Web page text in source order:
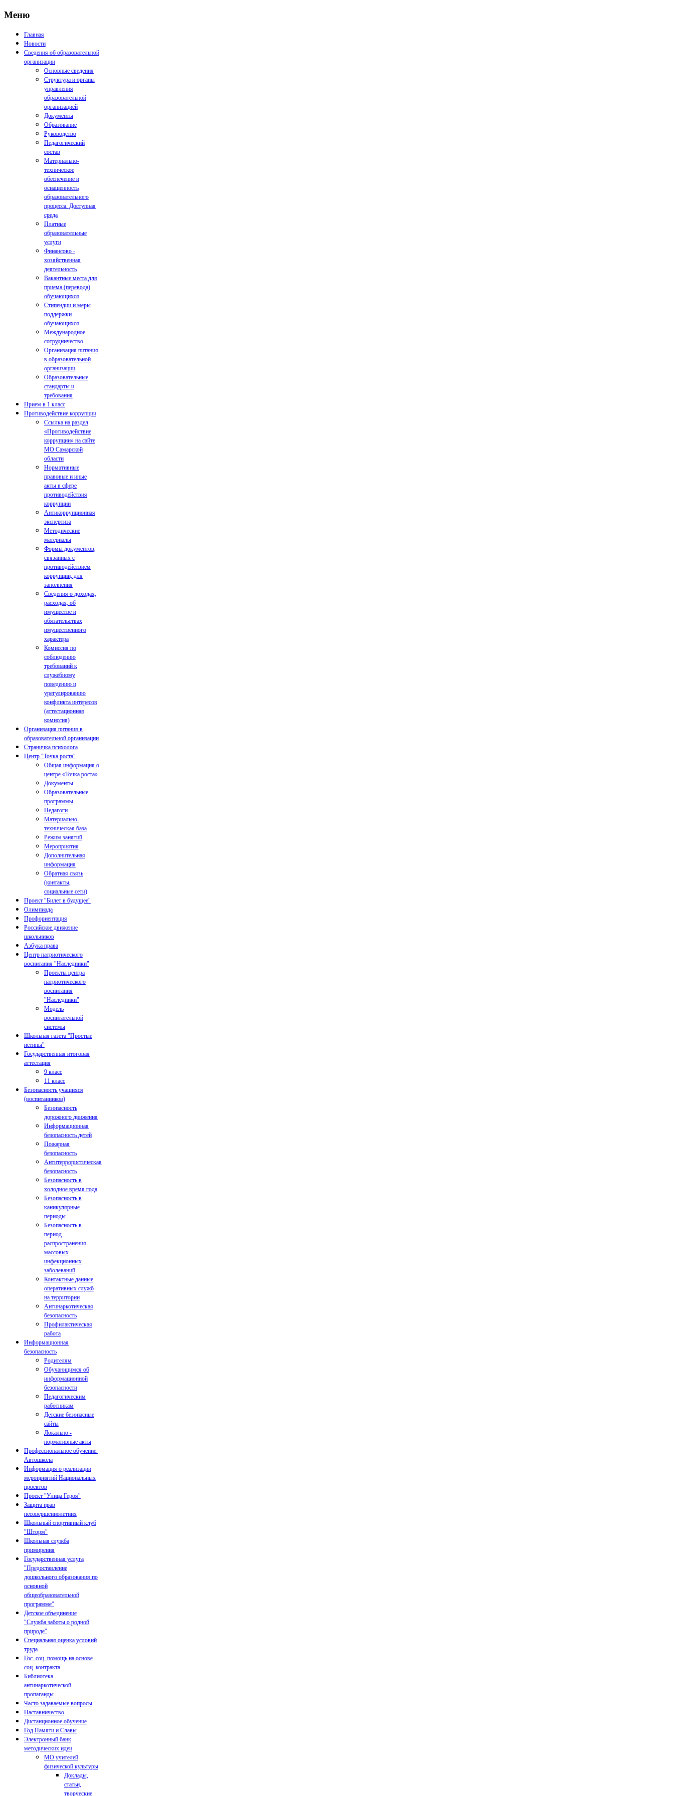
Меню
Главная
Новости
Сведения об образовательной
организации
Основные сведения
Структура и органы
управления
образовательной
организацией
Документы
Образование
Руководство
Педагогический
состав
Материально-
техническое
обеспечение и
оснащенность
образовательного
процесса. Доступная
среда
Платные
образовательные
услуги
Финансово -
хозяйственная
деятельность
Вакантные места для
приема (перевода)
обучающихся
Стипендии и меры
поддержки
обучающихся
Международное
сотрудничество
Организация питания
в образовательной
организации
Образовательные
стандарты и
требования
Прием в 1 класс
Противодействие коррупции
Ссылка на раздел
«Противодействие
коррупции» на сайте
МО Самарской
области
Нормативные
правовые и иные
акты в сфере
противодействия
коррупции
Антикоррупционная
экспертиза
Методические
материалы
Формы документов,
связанных с
противодействием
коррупции, для
заполнения
Сведения о доходах,
расходах, об
имуществе и
обязательствах
имущественного
характера
Комиссия по
соблюдению
требований к
служебному
поведению и
урегулированию
конфликта интересов
(аттестационная
комиссия)
Организация питания в
образовательной организации
Страничка психолога
Центр "Точка роста"
Общая информация о
центре «Точка роста»
Документы
Образовательные
программы
Педагоги
Материально-
техническая база
Режим занятий
Мероприятия
Дополнительная
информация
Обратная связь
(контакты,
социальные сети)
Проект "Билет в будущее"
Олимпиада
Профориентация
Российское движение
школьников
Азбука права
Центр патриотического
воспитания "Наследники"
Проекты центра
патриотического
воспитания
"Наследники"
Модель
воспитательной
системы
Школьная газета "Простые
истины"
Государственная итоговая
аттестация
9 класс
11 класс
Безопасность учащихся
(воспитанников)
Безопасность
дорожного движения
Информационная
безопасность детей
Пожарная
безопасность
Антитеррористическая
безопасность
Безопасность в
холодное время года
Безопасность в
каникулярные
периоды
Безопасность в
период
распространения
массовых
инфекционных
заболеваний
Контактные данные
оперативных служб
на территории
Антинаркотическая
безопасность
Профилактическая
работа
Информационная
безопасность
Родителям
Обучающимся об
информационной
безопасности
Педагогическим
работникам
Детские безопасные
сайты
Локально -
нормативные акты
Профессиональное обучение.
Автошкола
Информация о реализации
мероприятий Национальных
проектов
Проект "Улица Героя"
Защита прав
несовершеннолетних
Школьный спортивный клуб
"Шторм"
Школьная служба
примирения
Государственная услуга
"Предоставление
дошкольного образования по
основной
общеобразовательной
программе"
Детское объединение
"Служба заботы о родной
природе"
Специальная оценка условий
труда
Гос. соц. помощь на основе
соц. контракта
Библиотека
антинаркотической
пропаганды
Часто задаваемые вопросы
Наставничество
Дистанционное обучение
Год Памяти и Славы
Электронный банк
методических идеи
МО учителей
физической культуры
Доклады,
статьи,
творческие